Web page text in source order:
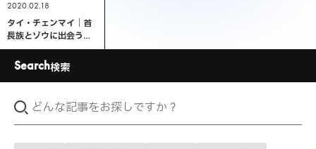
2020.02.18
タイ・チェンマイ｜首
長族とゾウに出会う夢
を叶える旅レポート
Search検索